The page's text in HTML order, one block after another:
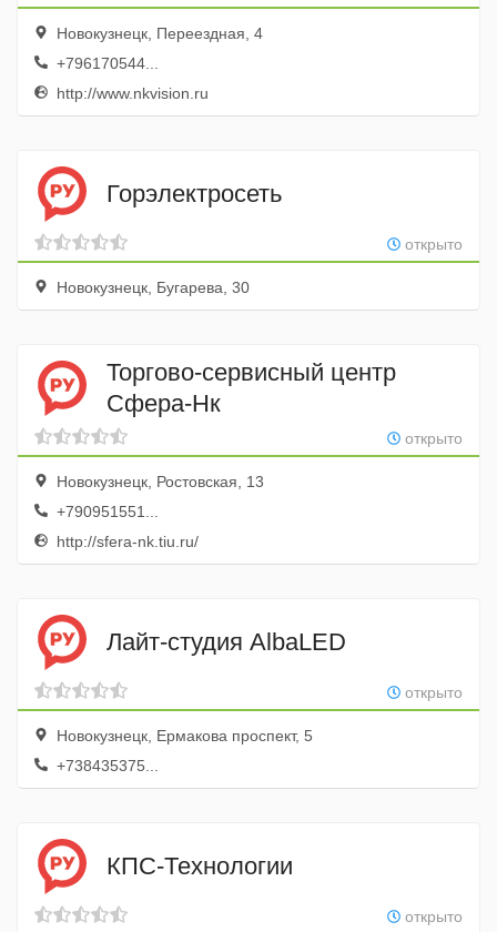
Новокузнецк, Переездная, 4
+796170544...
http://www.nkvision.ru
Горэлектросеть
открыто
Новокузнецк, Бугарева, 30
Торгово-сервисный центр
Сфера-Нк
открыто
Новокузнецк, Ростовская, 13
+790951551...
http://sfera-nk.tiu.ru/
Лайт-студия AlbaLED
открыто
Новокузнецк, Ермакова проспект, 5
+738435375...
КПС-Технологии
открыто